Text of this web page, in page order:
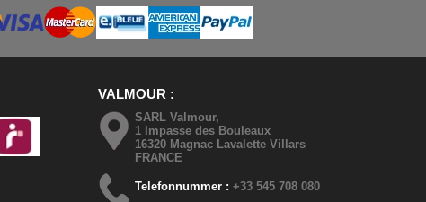
VALMOUR
SARL Valmour,
1 Impasse des Bouleaux
16320 Magnac Lavalette Villars
FRANCE
Telefonnummer :+33 545 708 080